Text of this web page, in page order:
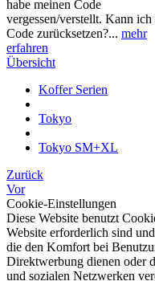
habe meinen Code
vergessen/verstellt. Kann ich
Code zurücksetzen?... mehr
erfahren
Übersicht
Koffer Serien
Tokyo
Tokyo SM+XL
Zurück
Vor
Cookie-Einstellungen
Diese Website benutzt
Website erforderlich sind
die den Komfort bei
Direktwerbung dienen oder
und sozialen Netzwerken